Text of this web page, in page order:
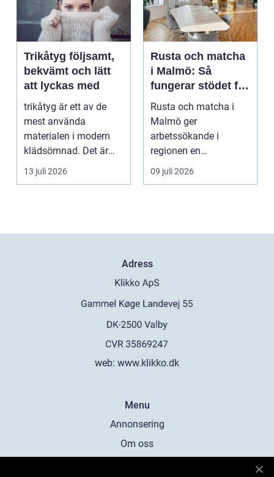
Trikåtyg följsamt,
bekvämt och lätt
att lyckas med
trikåtyg är ett av de
mest använda
materialen i modern
klädsömnad. Det är
mjukt, elastiskt och
formb...
13 juli 2026
Rusta och matcha
i Malmö: Så
fungerar stödet för
dig som söker
jobb
Rusta och matcha i
Malmö ger
arbetssökande i
regionen en
strukturerad och
personlig vä...
09 juli 2026
Adress
web: www.klikko.dk
Menu
Annonsering
Om oss